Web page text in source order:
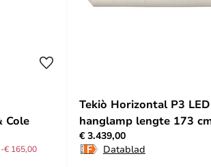
Cole
€ 165,00
Tekiò Horizontal P3 LED
hanglamp lengte 173
& Cole
€ 3.439,00
Datablad